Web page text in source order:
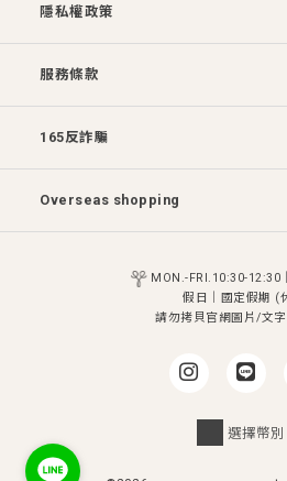
隱私權政策
服務條款
165反詐騙
Overseas shopping
MON.-FRI.10:30-12:30
假日│國定假期 (
請勿拷貝官網圖片/文
選擇幣別